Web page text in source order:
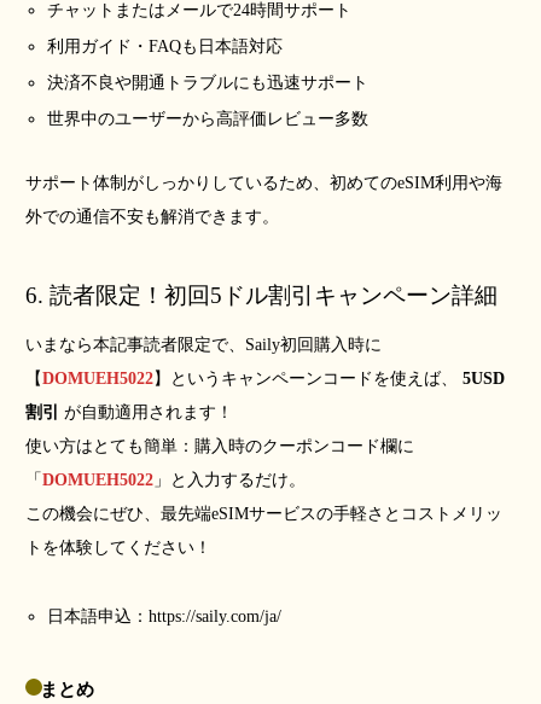
チャットまたはメールで24時間サポート
利用ガイド・FAQも日本語対応
決済不良や開通トラブルにも迅速サポート
世界中のユーザーから高評価レビュー多数
サポート体制がしっかりしているため、初めてのeSIM利用や海
外での通信不安も解消できます。
6. 読者限定！初回5ドル割引キャンペーン詳細
いまなら本記事読者限定で、Saily初回購入時に
【DOMUEH5022】というキャンペーンコードを使えば、 5USD
割引
が自動適用されます！
使い方はとても簡単：購入時のクーポンコード欄に
「 DOMUEH5022」と入力するだけ。
この機会にぜひ、最先端eSIMサービスの手軽さとコストメリッ
トを体験してください！
日本語申込：https://saily.com/ja/
まとめ